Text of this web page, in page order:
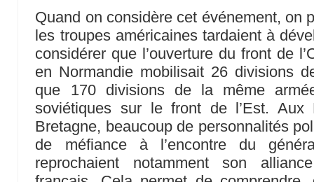
Quand on considère cet événement, on
les troupes américaines tardaient à
considérer que l’ouverture du front de
en Normandie mobilisait 26 divisions
que 170 divisions de la même
soviétiques sur le front de l’Est. Aux
Bretagne, beaucoup de personnalités
de méfiance à l’encontre du
reprochaient notamment son